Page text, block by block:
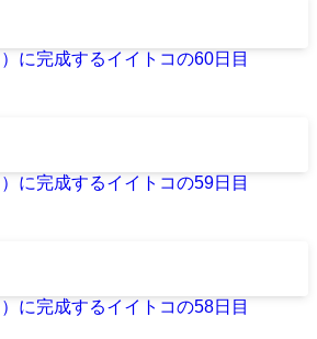
に完成するイイトコの60日目
に完成するイイトコの59日目
に完成するイイトコの58日目